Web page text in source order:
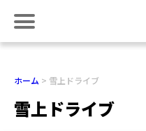
ホーム 雪上ドライブ
雪上ドライブ